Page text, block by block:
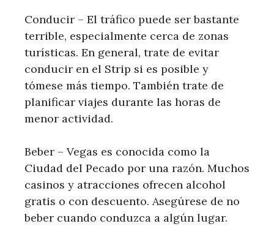
Conducir – El tráfico puede ser bastante
terrible, especialmente cerca de zonas
turísticas. En general, trate de evitar
conducir en el Strip si es posible y
tómese más tiempo. También trate de
planificar viajes durante las horas de
menor actividad.
Beber – Vegas es conocida como la
Ciudad del Pecado por una razón. Muchos
casinos y atracciones ofrecen alcohol
gratis o con descuento. Asegúrese de no
beber cuando conduzca a algún lugar.